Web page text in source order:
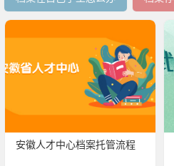
安徽人才中心档案托管流程